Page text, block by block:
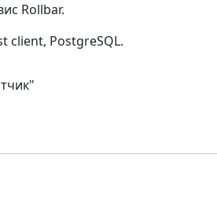
Rollbar.
client, PostgreSQL.